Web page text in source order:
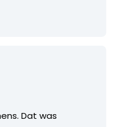
Dat was